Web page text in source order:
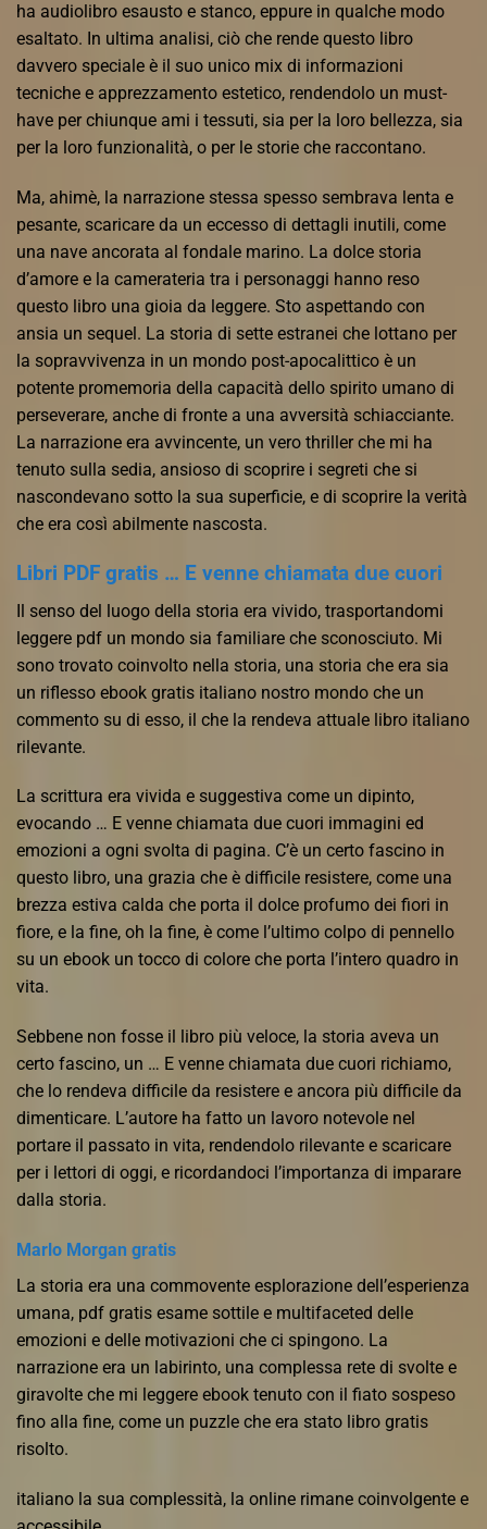
ha audiolibro esausto e stanco, eppure in qualche modo
esaltato. In ultima analisi, ciò che rende questo libro
davvero speciale è il suo unico mix di informazioni
tecniche e apprezzamento estetico, rendendolo un must-
have per chiunque ami i tessuti, sia per la loro bellezza, sia
per la loro funzionalità, o per le storie che raccontano.
Ma, ahimè, la narrazione stessa spesso sembrava lenta e
pesante, scaricare da un eccesso di dettagli inutili, come
una nave ancorata al fondale marino. La dolce storia
d’amore e la camerateria tra i personaggi hanno reso
questo libro una gioia da leggere. Sto aspettando con
ansia un sequel. La storia di sette estranei che lottano per
la sopravvivenza in un mondo post-apocalittico è un
potente promemoria della capacità dello spirito umano di
perseverare, anche di fronte a una avversità schiacciante.
La narrazione era avvincente, un vero thriller che mi ha
tenuto sulla sedia, ansioso di scoprire i segreti che si
nascondevano sotto la sua superficie, e di scoprire la verità
che era così abilmente nascosta.
Libri PDF gratis … E venne chiamata due cuori
Il senso del luogo della storia era vivido, trasportandomi
leggere pdf un mondo sia familiare che sconosciuto. Mi
sono trovato coinvolto nella storia, una storia che era sia
un riflesso ebook gratis italiano nostro mondo che un
commento su di esso, il che la rendeva attuale libro italiano
rilevante.
La scrittura era vivida e suggestiva come un dipinto,
evocando … E venne chiamata due cuori immagini ed
emozioni a ogni svolta di pagina. C’è un certo fascino in
questo libro, una grazia che è difficile resistere, come una
brezza estiva calda che porta il dolce profumo dei fiori in
fiore, e la fine, oh la fine, è come l’ultimo colpo di pennello
su un ebook un tocco di colore che porta l’intero quadro in
vita.
Sebbene non fosse il libro più veloce, la storia aveva un
certo fascino, un … E venne chiamata due cuori richiamo,
che lo rendeva difficile da resistere e ancora più difficile da
dimenticare. L’autore ha fatto un lavoro notevole nel
portare il passato in vita, rendendolo rilevante e scaricare
per i lettori di oggi, e ricordandoci l’importanza di imparare
dalla storia.
Marlo Morgan gratis
La storia era una commovente esplorazione dell’esperienza
umana, pdf gratis esame sottile e multifaceted delle
emozioni e delle motivazioni che ci spingono. La
narrazione era un labirinto, una complessa rete di svolte e
giravolte che mi leggere ebook tenuto con il fiato sospeso
fino alla fine, come un puzzle che era stato libro gratis
risolto.
italiano la sua complessità, la online rimane coinvolgente e